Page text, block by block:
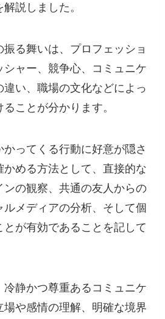
説しました。
る舞いは、プロフェッショ
ャー、競争心、コミュニケ
い、職場の文化などによっ
ことが分かります。
かってくる行動に好意が隠さ
かめる方法として、直接的な
ンの観察、共通の友人からの
メディアの分析、そして個
とが有効であることを記して
冷静かつ尊重あるコミュニケ
場や感情の理解、明確な境界